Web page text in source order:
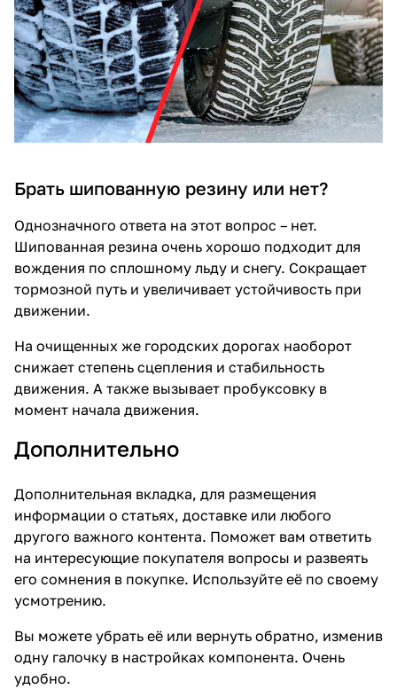
Брать шипованную резину или нет?
Однозначного ответа на этот вопрос – нет.
Шипованная резина очень хорошо подходит для
вождения по сплошному льду и снегу. Сокращает
тормозной путь и увеличивает устойчивость при
движении.
На очищенных же городских дорогах наоборот
снижает степень сцепления и стабильность
движения. А также вызывает пробуксовку в
момент начала движения.
Дополнительно
Дополнительная вкладка, для размещения
информации о статьях, доставке или любого
другого важного контента. Поможет вам ответить
на интересующие покупателя вопросы и развеять
его сомнения в покупке. Используйте её по своему
усмотрению.
Вы можете убрать её или вернуть обратно, изменив
одну галочку в настройках компонента. Очень
удобно.